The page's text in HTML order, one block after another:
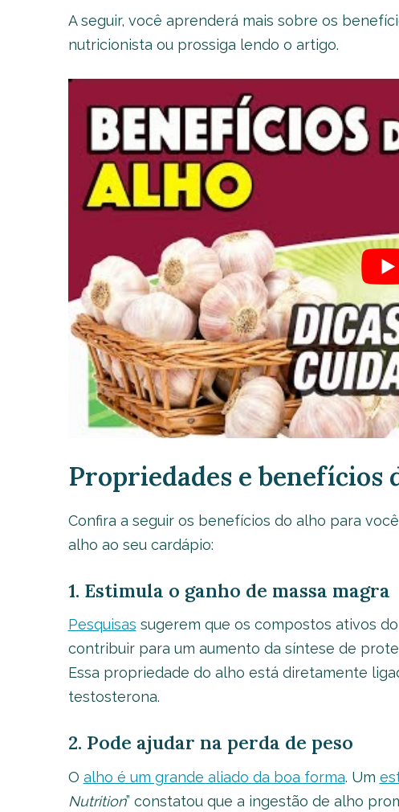
A seguir, você aprenderá mais sobre os
nutricionista ou prossiga lendo o artigo.
Propriedades e benefícios
Confira a seguir os benefícios do alho para
alho ao seu cardápio:
1. Estimula o ganho de massa magra
Pesquisas sugerem que os compostos ativos
contribuir para um aumento da síntese de
Essa propriedade do alho está diretamente
testosterona.
2. Pode ajudar na perda de peso
O alho é um grande aliado da boa forma. Um
Nutrition” constatou que a ingestão de alho